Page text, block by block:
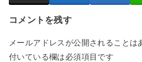
コメントを残す
メールアドレスが公開されることは
付いている欄は必須項目です